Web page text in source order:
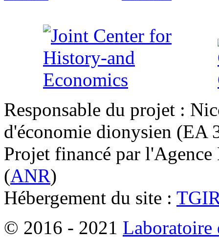
Responsable du projet :
d'économie dionysien
Projet financé par l'Agence
(ANR)
Hébergement du site :
© 2016 - 2021 Laboratoire